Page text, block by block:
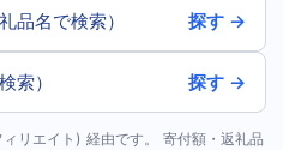
品名で検索） 探す →
索） 探す →
リエイト) 経由です。 寄付額・返礼品